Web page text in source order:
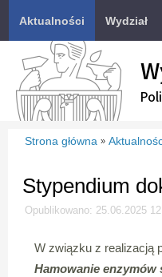
Aktualności Wydział
Strona główna »
Stypendium
Opublikowano: 25.06.2025
W związku z realizacją
Hamowanie